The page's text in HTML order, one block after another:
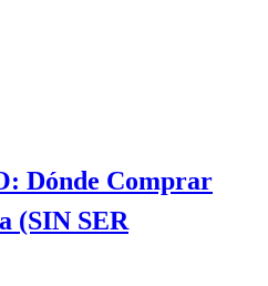
Dónde Comprar
(SIN SER